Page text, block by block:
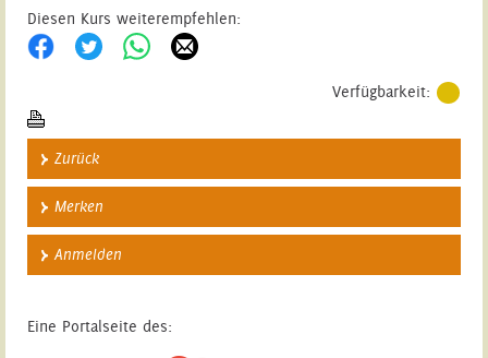
Diesen Kurs weiterempfehlen:
Verfügbarkeit:
Zurück
Merken
Anmelden
Eine Portalseite des: